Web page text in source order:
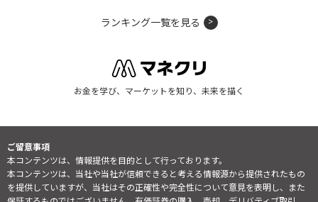
ランキング一覧を見る
お金を学び、マーケットを知り、未来を描く
ご留意事項
本コンテンツは、情報提供を目的として行っております。
本コンテンツは、当社や当社が信頼できると考える情報源から提供されたもの
を提供していますが、当社はその正確性や完全性について意見を表明し、また